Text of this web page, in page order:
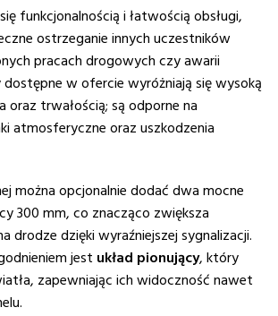
funkcjonalnością i łatwością obsługi,
ostrzeganie innych uczestników
pracach drogowych czy awarii
w ofercie wyróżniają się wysoką
oraz trwałością; są odporne na
atmosferyczne oraz uszkodzenia
można opcjonalnie dodać dwa mocne
300 mm, co znacząco zwiększa
drodze dzięki wyraźniejszej sygnalizacji.
jest układ pionujący, który
zapewniając ich widoczność nawet